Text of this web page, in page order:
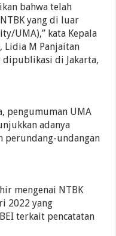
bahwa telah
yang di luar
UMA),” kata Kepala
Lidia M Panjaitan
dipublikasi di Jakarta,
pengumuman UMA
adanya
perundang-undangan
mengenai NTBK
2022 yang
terkait pencatatan